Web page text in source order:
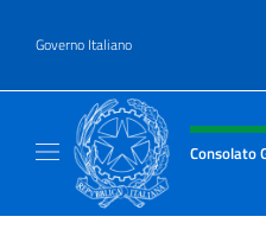
Governo Italiano
Intestazione
Consolato